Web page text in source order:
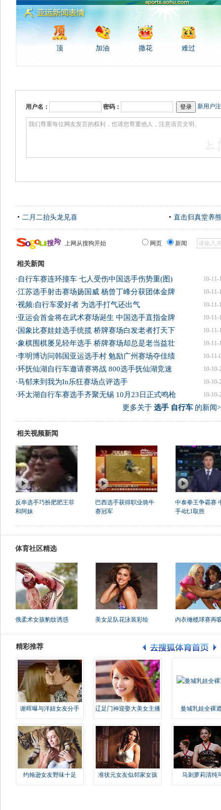
顶 加油 撒花 难过
用户名： 密码： 新用户
二月二抬头龙见喜 直击归真堂养
上网从搜狗开始 网页 新闻
相关新闻
10-11-
·自行车赛连环撞车 七人受伤中国选手伤势重(图)
10-11-
·江苏选手射击赛场扬国威 杨曾丁峰分获团体金牌
10-11-
·视频:自行车爱好者 为选手打气还出气
10-11-
·亚运会首金将在武术赛场诞生 中国选手直指金牌
10-11-
· 国象比赛娃娃选手统揽 桥牌赛场白发老者打天下
10-11-
·象棋围棋屡见轻年选手 桥牌赛场却总是老当益壮
10-11-
·李明博访问韩国亚运选手村 勉励广州赛场夺佳绩
10-10-
·环抚仙湖自行车邀请赛将战 800选手抚仙湖竞速
10-10-
·马郁来到我为In乐狂赛场点评选手
10-10-
·环太湖自行车赛选手齐聚无锡 10月23日正式鸣枪
更多关于 选手 自行车的新闻
相关视频新闻
反串选手巧扮肥肥王菲
和阿妹
巴西选手获得职业骑牛
赛冠军
中泰拳王争霸赛
手4比1取胜
体育社区精选
俄柔术女孩豹纹诱惑 美女足队花泳装彩绘 内衣橄榄球赛再
精彩推荐
谢晖曝与洋妞女友分手 辽足门神迎娶大美女主播 曼城乳娃全裸
约翰逊女友野味十足 准状元女友似邻家女孩 马刺萝莉清纯